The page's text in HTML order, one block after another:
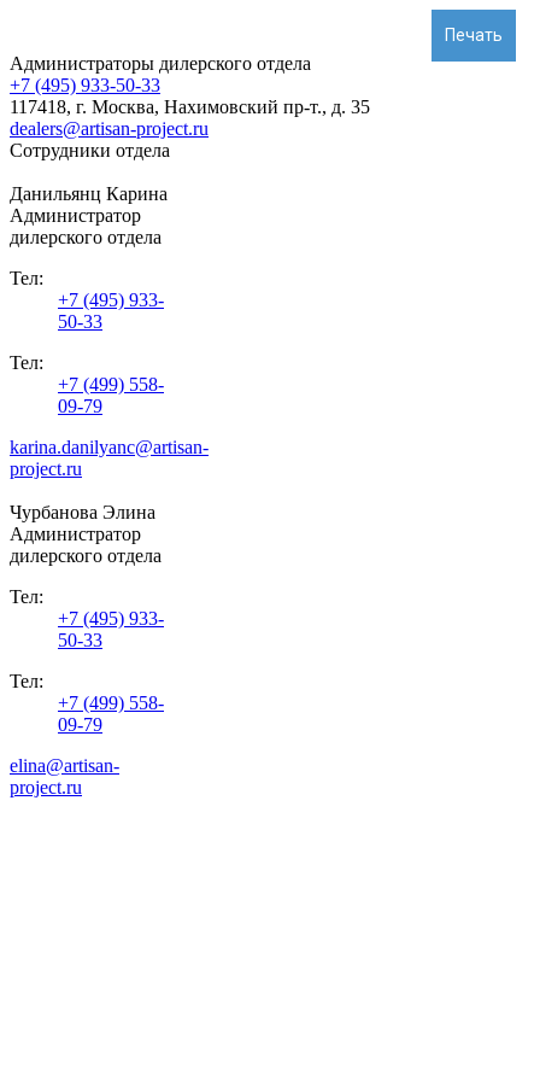
Печать
Администраторы дилерского отдела
+7 (495) 933-50-33
117418, г. Москва, Нахимовский пр-т., д. 35
dealers@artisan-project.ru
Сотрудники отдела
Данильянц Карина
Администратор
дилерского отдела
Тел:
+7 (495) 933-
50-33
Тел:
+7 (499) 558-
09-79
karina.danilyanc@artisan-
project.ru
Чурбанова Элина
Администратор
дилерского отдела
Тел:
+7 (495) 933-
50-33
Тел:
+7 (499) 558-
09-79
elina@artisan-
project.ru